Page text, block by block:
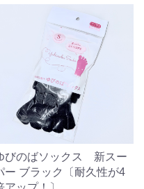
びのばソックス 新スー
ー ブラック〔耐久性が4